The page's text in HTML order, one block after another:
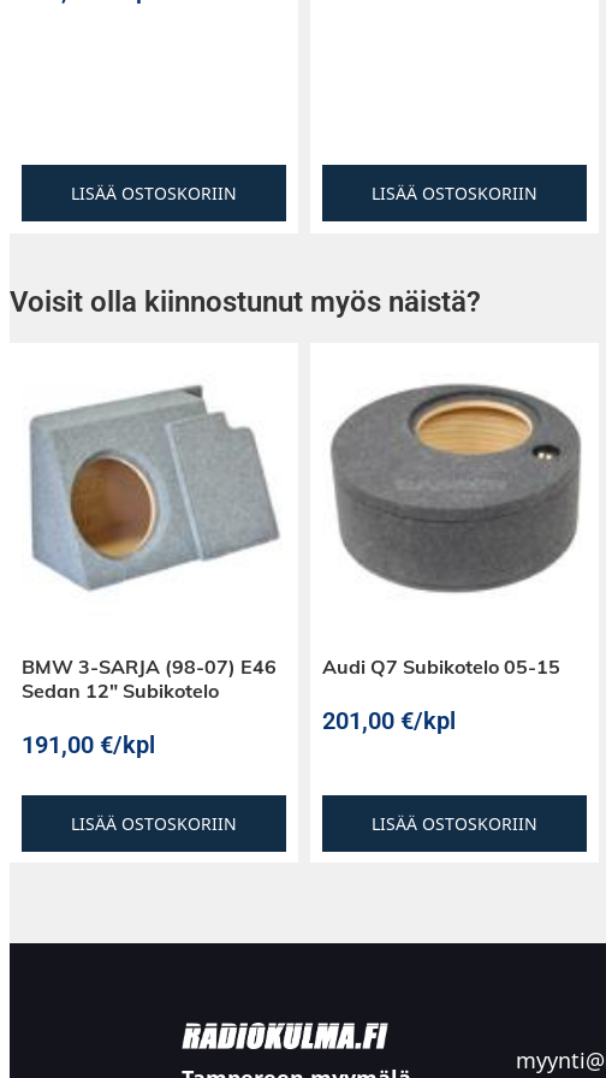
LISÄÄ OSTOSKORIIN LISÄÄ OSTOSKORIIN
Voisit olla kiinnostunut myös näistä?
BMW 3-SARJA (98-07) E46
Sedan 12″ Subikotelo
191,00 €/kpl
LISÄÄ OSTOSKORIIN
Audi Q7 Subikotelo 05-15
201,00 €/kpl
LISÄÄ OSTOSKORIIN